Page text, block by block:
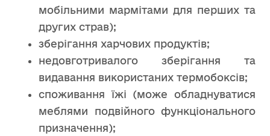
мобільними мармітами для перших та
других страв);
зберігання харчових продуктів;
недовготривалого зберігання та
видавання використаних термобоксів;
споживання їжі (може обладнуватися
меблями подвійного функціонального
призначення);